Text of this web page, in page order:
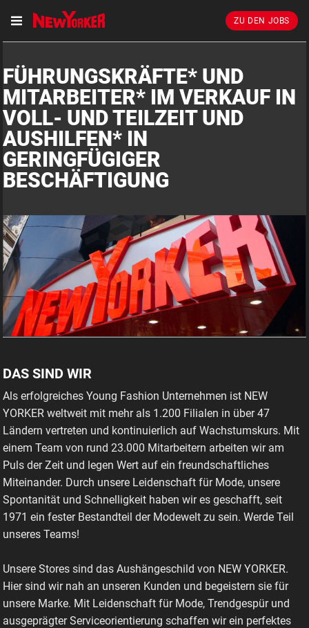
ZU DEN JOBS
FÜHRUNGSKRÄFTE* UND
MITARBEITER* IM VERKAUF IN
VOLL- UND TEILZEIT UND
AUSHILFEN* IN
GERINGFÜGIGER
BESCHÄFTIGUNG
DAS SIND WIR
Als erfolgreiches Young Fashion Unternehmen ist NEW
YORKER weltweit mit mehr als 1.200 Filialen in über 47
Ländern vertreten und kontinuierlich auf Wachstumskurs. Mit
einem Team von rund 23.000 Mitarbeitern arbeiten wir am
Puls der Zeit und legen Wert auf ein freundschaftliches
Miteinander. Durch unsere Leidenschaft für Mode, unsere
Spontanität und Schnelligkeit haben wir es geschafft, seit
1971 ein fester Bestandteil der Modewelt zu sein. Werde Teil
unseres Teams!
Unsere Stores sind das Aushängeschild von NEW YORKER.
Hier sind wir nah an unseren Kunden und begeistern sie für
unsere Marke. Mit Leidenschaft für Mode, Trendgespür und
ausgeprägter Serviceorientierung schaffen wir ein perfektes